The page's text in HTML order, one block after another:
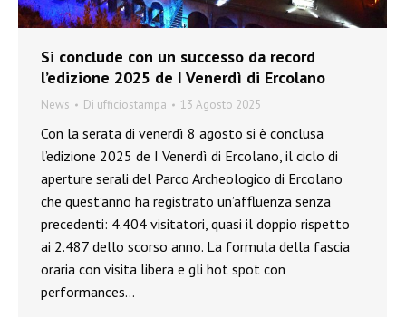
Si conclude con un successo da record
l’edizione 2025 de I Venerdì di Ercolano
News Di ufficiostampa 13 Agosto 2025
Con la serata di venerdì 8 agosto si è conclusa
l’edizione 2025 de I Venerdì di Ercolano, il ciclo di
aperture serali del Parco Archeologico di Ercolano
che quest’anno ha registrato un’affluenza senza
precedenti: 4.404 visitatori, quasi il doppio rispetto
ai 2.487 dello scorso anno. La formula della fascia
oraria con visita libera e gli hot spot con
performances…